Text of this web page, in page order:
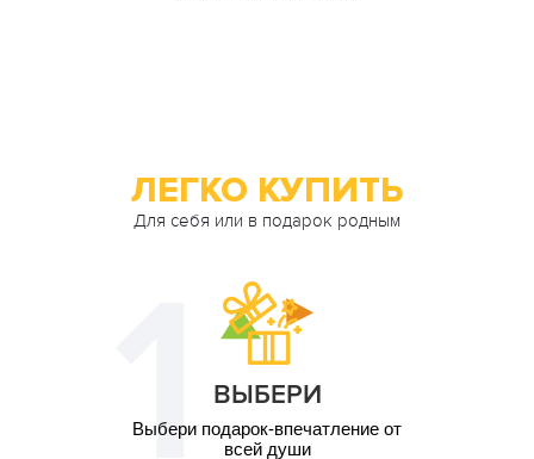
ЛЕГКО КУПИТЬ
Для себя или в подарок родным
ВЫБЕРИ
Выбери подарок-впечатление от
всей души